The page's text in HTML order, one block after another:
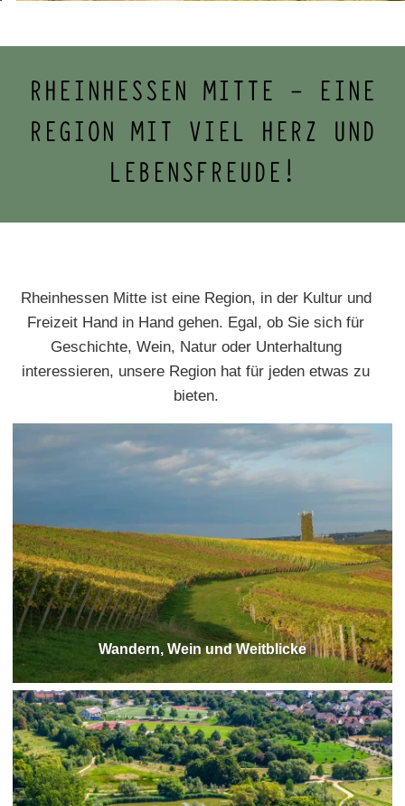
RHEINHESSEN MITTE - EINE
REGION MIT VIEL HERZ UND
LEBENSFREUDE!
Rheinhessen Mitte ist eine Region, in der Kultur und
Freizeit Hand in Hand gehen. Egal, ob Sie sich für
Geschichte, Wein, Natur oder Unterhaltung
interessieren, unsere Region hat für jeden etwas zu
bieten.
Wandern, Wein und Weitblicke